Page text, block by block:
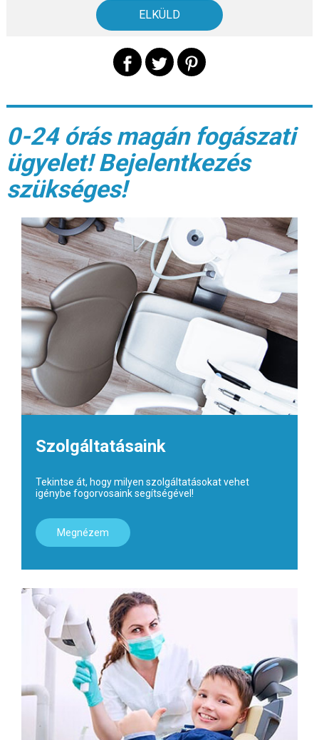
0-24 órás magán fogászati
ügyelet! Bejelentkezés
szükséges!
Szolgáltatásaink
Tekintse át, hogy milyen szolgáltatásokat vehet
igénybe fogorvosaink segítségével!
Megnézem